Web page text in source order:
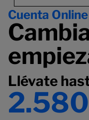
Cuenta
Llévate